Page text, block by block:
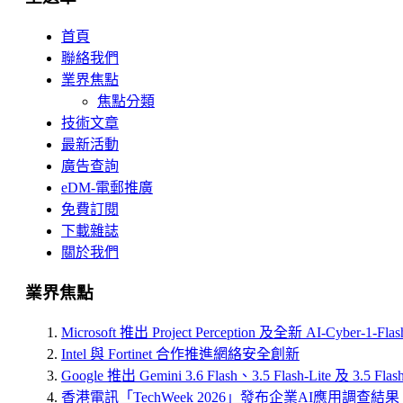
首頁
聯絡我們
業界焦點
焦點分類
技術文章
最新活動
廣告查詢
eDM-電郵推廣
免費訂閱
下載雜誌
關於我們
業界焦點
Microsoft 推出 Project Perception 及全新 AI-Cyber-1-
Intel 與 Fortinet 合作推進網絡安全創新
Google 推出 Gemini 3.6 Flash、3.5 Flash-Lite 及 3.5
香港電訊「TechWeek 2026」發布企業AI應用調查結果